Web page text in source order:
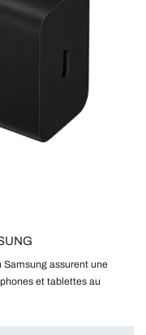
Samsung assurent une
et tablettes au